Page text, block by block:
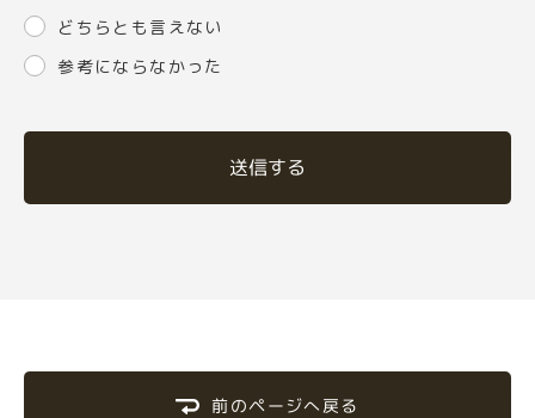
どちらとも言えない
参考にならなかった
送信する
前のページへ戻る